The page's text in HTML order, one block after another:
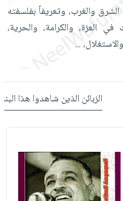
والغرب، وتعريفاً بفلسفته
العزة، والكرامة، والحرية،
...
الزبائن الذين شاهدوا هذا